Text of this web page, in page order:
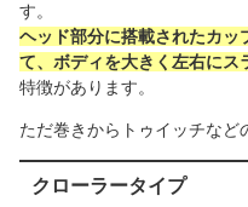
す。
ヘッド部分に搭載されたカッ
て、ボディを大きく左右にス
特徴があります。
ただ巻きからトゥイッチなど
クローラータイプ